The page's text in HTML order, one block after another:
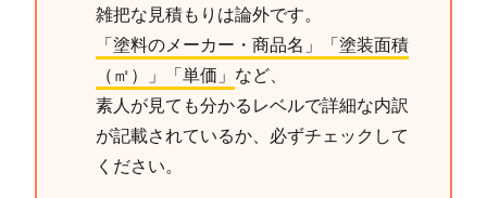
雑把な見積もりは論外です。
「塗料のメーカー・商品名」「塗装面積
（㎡）」「単価」 など、
素人が見ても分かるレベルで詳細な内訳
が記載されているか、必ずチェックして
ください。